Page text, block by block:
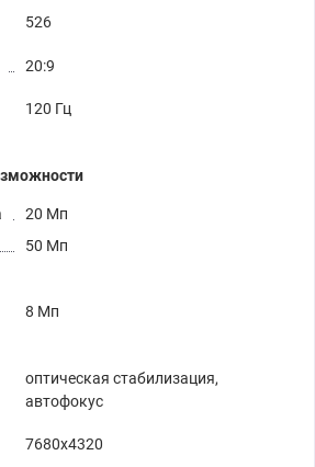
526
20:9
120 Гц
20 Мп
50 Мп
8 Мп
оптическая стабилизация,
автофокус
7680x4320